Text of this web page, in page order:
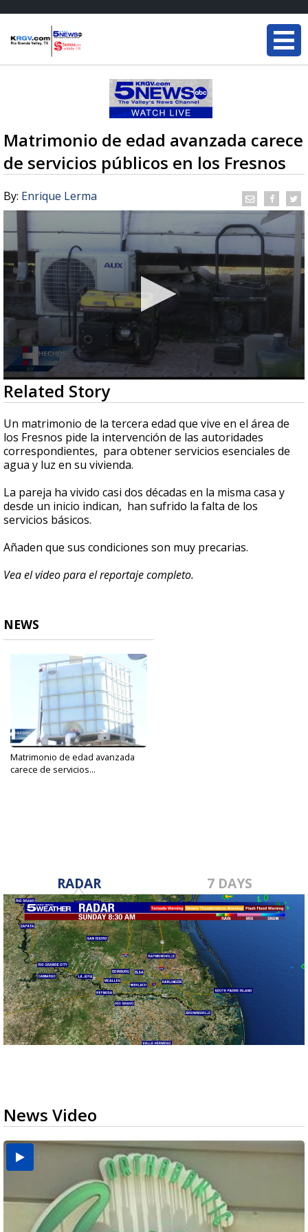
Matrimonio de edad avanzada carece
de servicios públicos en los Fresnos
By: Enrique Lerma
0
seconds
of
2
minutes,
57
seconds
Related Story
Un matrimonio de la tercera edad que vive en el área de
los Fresnos pide la intervención de las autoridades
correspondientes, para obtener servicios esenciales de
agua y luz en su vivienda.
La pareja ha vivido casi dos décadas en la misma casa y
desde un inicio indican, han sufrido la falta de los
servicios básicos.
Añaden que sus condiciones son muy precarias.
Vea el video para el reportaje completo.
NEWS
Matrimonio de edad avanzada
carece de servicios...
RADAR 7 DAYS
News Video